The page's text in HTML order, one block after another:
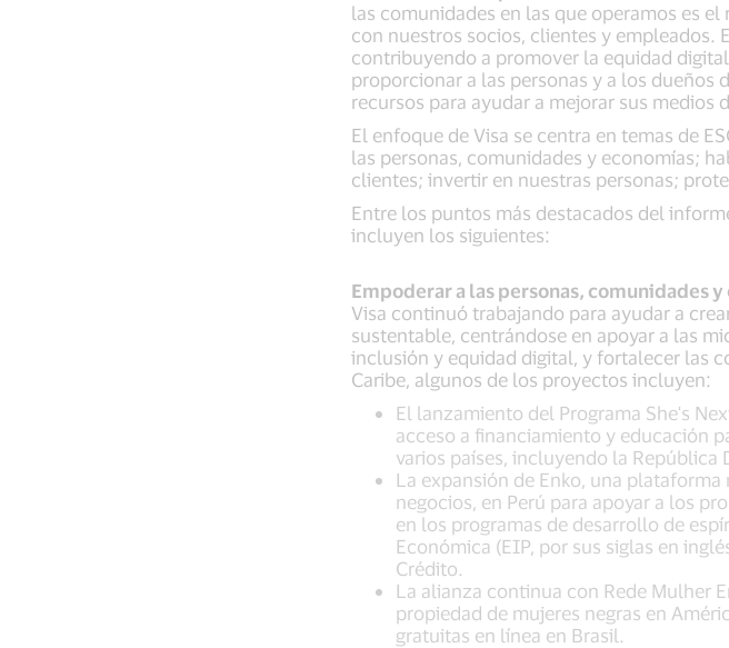
las comunidades en las que operamos es
con nuestros socios, clientes y empleados.
contribuyendo a promover la equidad
proporcionar a las personas y a los dueños
recursos para ayudar a mejorar sus medios
El enfoque de Visa se centra en temas de
las personas, comunidades y economías;
clientes; invertir en nuestras personas;
Entre los puntos más destacados del
incluyen los siguientes:
Empoderar a las personas, comunidades
Visa continuó trabajando para ayudar a
sustentable, centrándose en apoyar a las
inclusión y equidad digital, y fortalecer las
Caribe, algunos de los proyectos incluyen:
El lanzamiento del Programa She's
acceso a financiamiento y educación
varios países, incluyendo la República
La expansión de Enko, una
negocios, en Perú para apoyar a los
en los programas de desarrollo de
Económica (EIP, por sus siglas en
Crédito.
La alianza continua con Rede Mulher
propiedad de mujeres negras en
gratuitas en línea en Brasil.